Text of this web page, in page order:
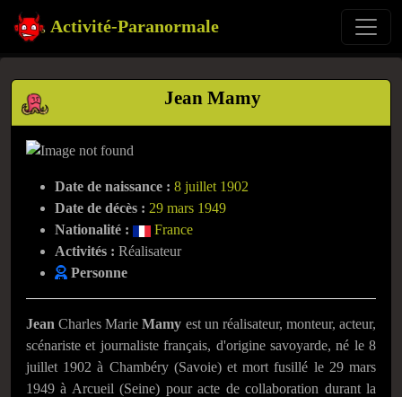
Activité-Paranormale
Jean Mamy
Date de naissance : 8 juillet 1902
Date de décès : 29 mars 1949
Nationalité :
France
Activités : Réalisateur
Personne
Jean Charles MarieMamy est un réalisateur, monteur, acteur,
scénariste et journaliste français, d'origine savoyarde, né le 8
juillet 1902 à Chambéry (Savoie) et mort fusillé le 29 mars
1949 à Arcueil (Seine) pour acte de collaboration durant la